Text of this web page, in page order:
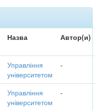
Назва Автор(и)
Управління
університетом
-
Управління
університетом
-